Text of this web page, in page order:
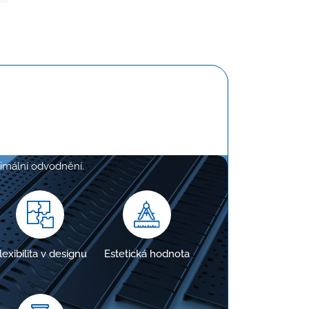
odvodnění.
v designu Estetická hodnota